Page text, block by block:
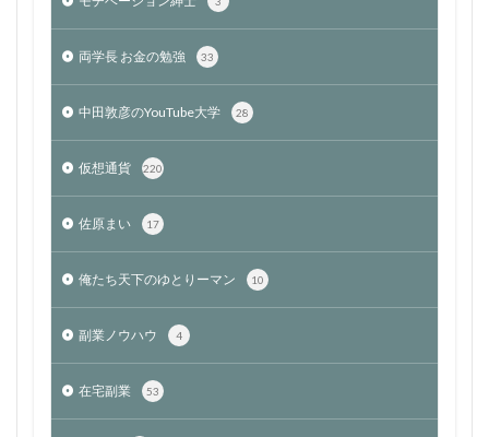
両学長 お金の勉強 33
中田敦彦のYouTube大学 28
仮想通貨 220
佐原まい 17
俺たち天下のゆとりーマン 10
副業ノウハウ 4
在宅副業 53